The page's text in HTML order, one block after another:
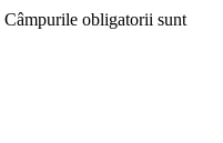
Câmpurile obligatorii sunt